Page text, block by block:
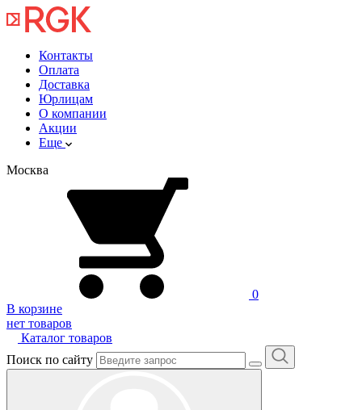
Контакты
Оплата
Доставка
Юрлицам
О компании
Акции
Еще
Москва
0
В корзине
нет товаров
Каталог товаров
Поиск по сайту